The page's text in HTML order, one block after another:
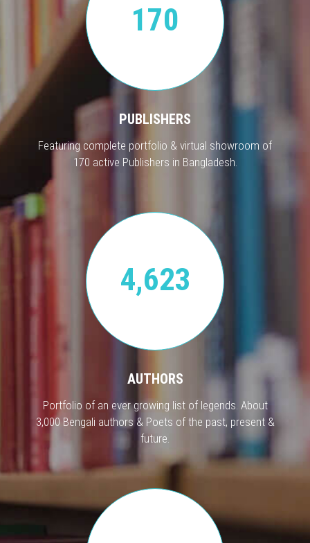
170
PUBLISHERS
Featuring complete portfolio & virtual showroom of
170 active Publishers in Bangladesh.
4,623
AUTHORS
Portfolio of an ever growing list of legends. About
3,000 Bengali authors & Poets of the past, present &
future.